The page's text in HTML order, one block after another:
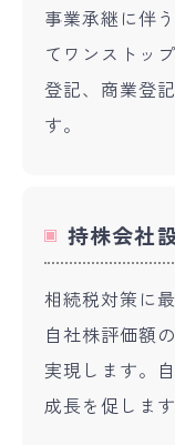
事業承継に伴
てワンストッ
登記、商業登
す。
持株会社
相続税対策に
自社株評価額
実現します。
成長を促します